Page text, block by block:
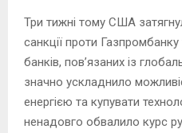
Три тижні тому США
санкції проти
банків, пов’язаних із
значно ускладнило
енергією та купувати
ненадовго обвалило курс